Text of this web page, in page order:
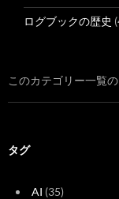
ログブックの歴史
このカテゴリー一覧
タグ
AI (35)